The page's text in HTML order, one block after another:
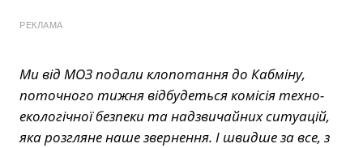
РЕКЛАМА
Ми від МОЗ подали клопотання до Кабміну,
поточного тижня відбудеться комісія техно-
екологічної безпеки та надзвичайних ситуацій,
яка розгляне наше звернення. І швидше за все, з